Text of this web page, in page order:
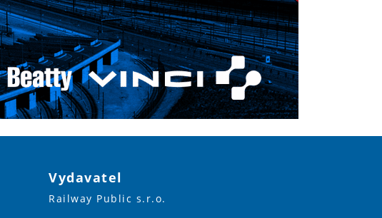
Vydavatel
Railway Public s.r.o.